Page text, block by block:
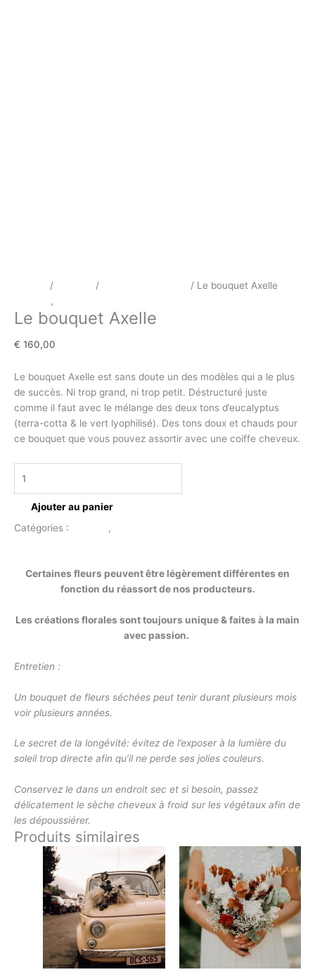
/ /
/ Le bouquet Axelle
,
Le bouquet Axelle
€ 160,00
Le bouquet Axelle est sans doute un des modèles qui a le plus
de succès. Ni trop grand, ni trop petit. Déstructuré juste
comme il faut avec le mélange des deux tons d’eucalyptus
(terra-cotta & le vert lyophilisé). Des tons doux et chauds pour
ce bouquet que vous pouvez assortir avec une coiffe cheveux.
Ajouter au panier
Catégories :
,
Certaines fleurs peuvent être légèrement différentes en
fonction du réassort de nos producteurs.
Les créations florales sont toujours unique & faites à la main
avec passion.
Entretien :
Un bouquet de fleurs séchées peut tenir durant plusieurs mois
voir plusieurs années.
Le secret de la longévité: évitez de l’exposer à la lumière du
soleil trop directe afin qu’il ne perde ses jolies couleurs.
Conservez le dans un endroit sec et si besoin, passez
délicatement le sèche cheveux à froid sur les végétaux afin de
les dépoussiérer.
Produits similaires